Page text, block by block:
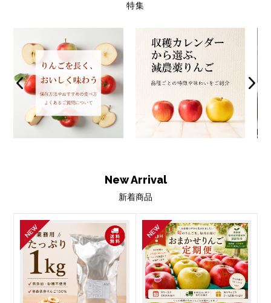
特集
新着商品